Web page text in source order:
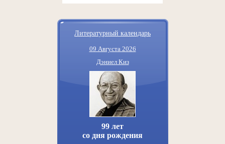
Литературный календарь
09 Августа 2026
Дэниел Киз
99 лет
со дня рождения